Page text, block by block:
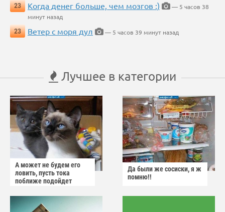
23
Когда денег больше, чем мозгов :)
— 5 часов 38
минут назад
23
Ветер с моря дул — 5 часов 39 минут назад
Лучшее в категории
А может не будем его
ловить, пусть тока
поближе подойдет
Да были же сосиски, я ж
помню!!